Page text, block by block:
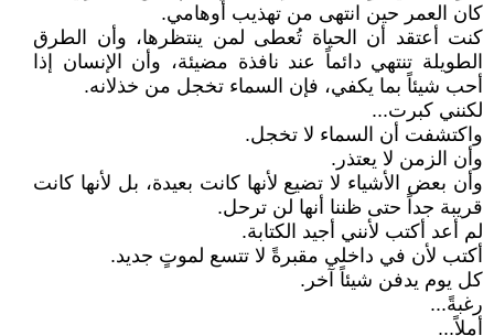
كان العمر حين انتهى من تهذيب أوهامي.
كنت أعتقد أن الحياة تُعطى لمن ينتظرها، وأن الطرق
الطويلة تنتهي دائماً عند نافذة مضيئة، وأن الإنسان إذا
أحب شيئاً بما يكفي، فإن السماء تخجل من خذلانه.
لكنني كبرت...
واكتشفت أن السماء لا تخجل.
وأن الزمن لا يعتذر.
وأن بعض الأشياء لا تضيع لأنها كانت بعيدة، بل لأنها كانت
قريبة جداً حتى ظننا أنها لن ترحل.
لم أعد أكتب لأنني أجيد الكتابة.
أكتب لأن في داخلي مقبرةً لا تتسع لموتٍ جديد.
كل يوم يدفن شيئاً آخر.
رغبةً...
أملاً...